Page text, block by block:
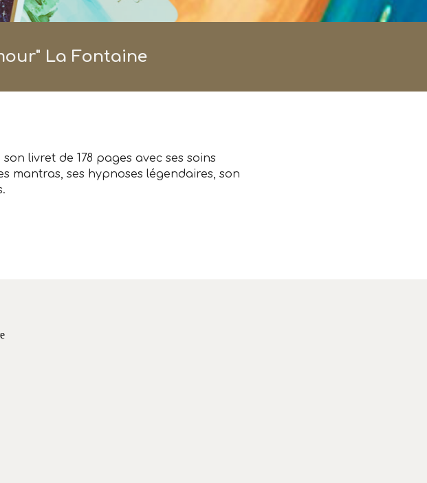
" La Fontaine
son livret de 178 pages avec ses soins
mantras, ses hypnoses légendaires, son